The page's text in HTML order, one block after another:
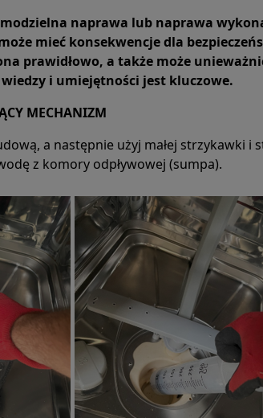
naprawa lub naprawa
mieć konsekwencje dla
prawidłowo, a także może
i umiejętności jest kluczowe.
MECHANIZM
a następnie użyj małej strzykawki i
z komory odpływowej (sumpa).